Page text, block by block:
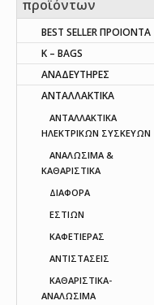
προϊόντων
BEST SELLER ΠΡΟΙΟΝΤΑ
K – BAGS
ΑΝΑΔΕΥΤΗΡΕΣ
ΑΝΤΑΛΛΑΚΤΙΚΑ
AΝΤΑΛΛΑΚΤΙΚΑ
ΗΛΕΚΤΡΙΚΩΝ ΣΥΣΚΕΥΩΝ
ΑΝΑΛΩΣΙΜΑ &
ΚΑΘΑΡΙΣΤΙΚΑ
ΔΙΑΦΟΡΑ
ΕΣΤΙΩΝ
ΚΑΦΕΤΙΕΡΑΣ
ΑΝΤΙΣΤΑΣΕΙΣ
ΚΑΘΑΡΙΣΤΙΚΑ-
ΑΝΑΛΩΣΙΜΑ